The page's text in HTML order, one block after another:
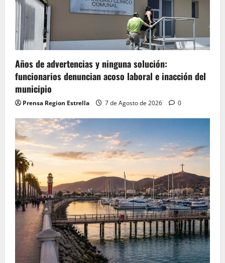
Años de advertencias y ninguna solución:
funcionarios denuncian acoso laboral e inacción del
municipio
Prensa Region Estrella 7 de Agosto de 2026 0